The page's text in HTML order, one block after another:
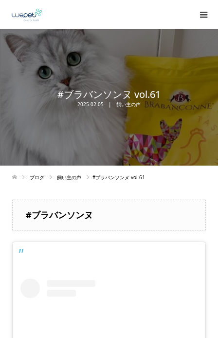
#ブラバンソンヌ vol.61
2025.02.05 飼い主の声
ブログ 飼い主の声 #ブラバンソンヌ vol.61
#ブラバンソンヌ